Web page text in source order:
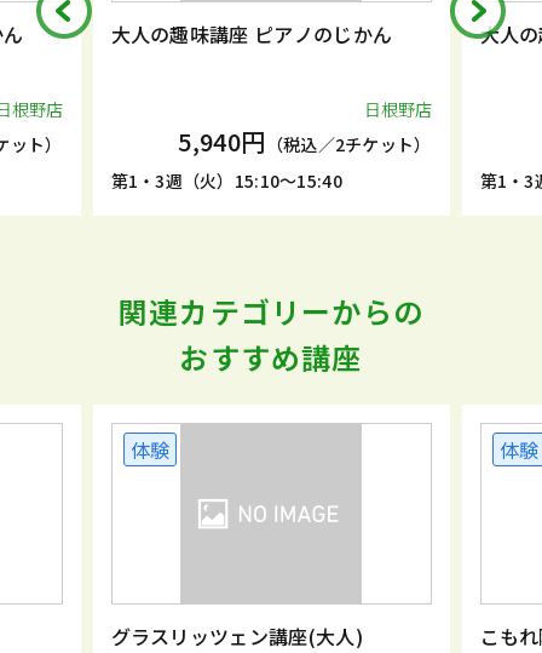
根野店
ト）
大人の趣味講座 ピアノのじかん
日根野店
5,940円 （税込／2チケット）
第1・3週（火）15:10～15:40
大人
第1・3
関連カテゴリーからの
おすすめ講座
体験
グラスリッツェン講座(大人)
体験
こも